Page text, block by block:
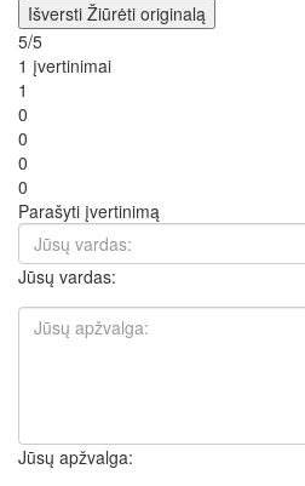
Išversti Žiūrėti originalą
5/5
1 įvertinimai
1
0
0
0
0
Parašyti įvertinimą
Jūsų vardas:
Jūsų apžvalga: